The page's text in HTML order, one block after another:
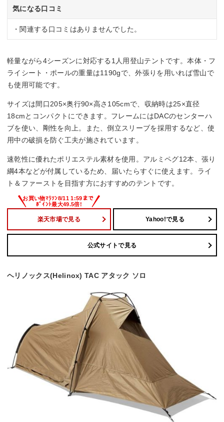
気になる口コミ
・関連する口コミはありませんでした。
軽量ながら4シーズンに対応する1人用登山テントです。本体・フ
ライシート・ポールの重量は1190gで、外張りを用いれば雪山で
も使用可能です。
サイズは間口205×奥行90×高さ105cmで、収納時は25×直径
18cmとコンパクトにできます。フレームにはDACのセンターハ
ブを使い、剛性を向上。また、倒立スリーブを採用するなど、使
用中の破損を防ぐ工夫が施されています。
速乾性に優れたポリエステル素材を使用。アルミペグ12本、張り
綱4本などが付属しているため、届いたらすぐに使えます。ライ
ト＆ファーストを目指す方におすすめのテントです。
楽天市場で見る Yahoo!で見る
公式サイトで見る
ヘリノックス(Helinox) TAC アタック ソロ